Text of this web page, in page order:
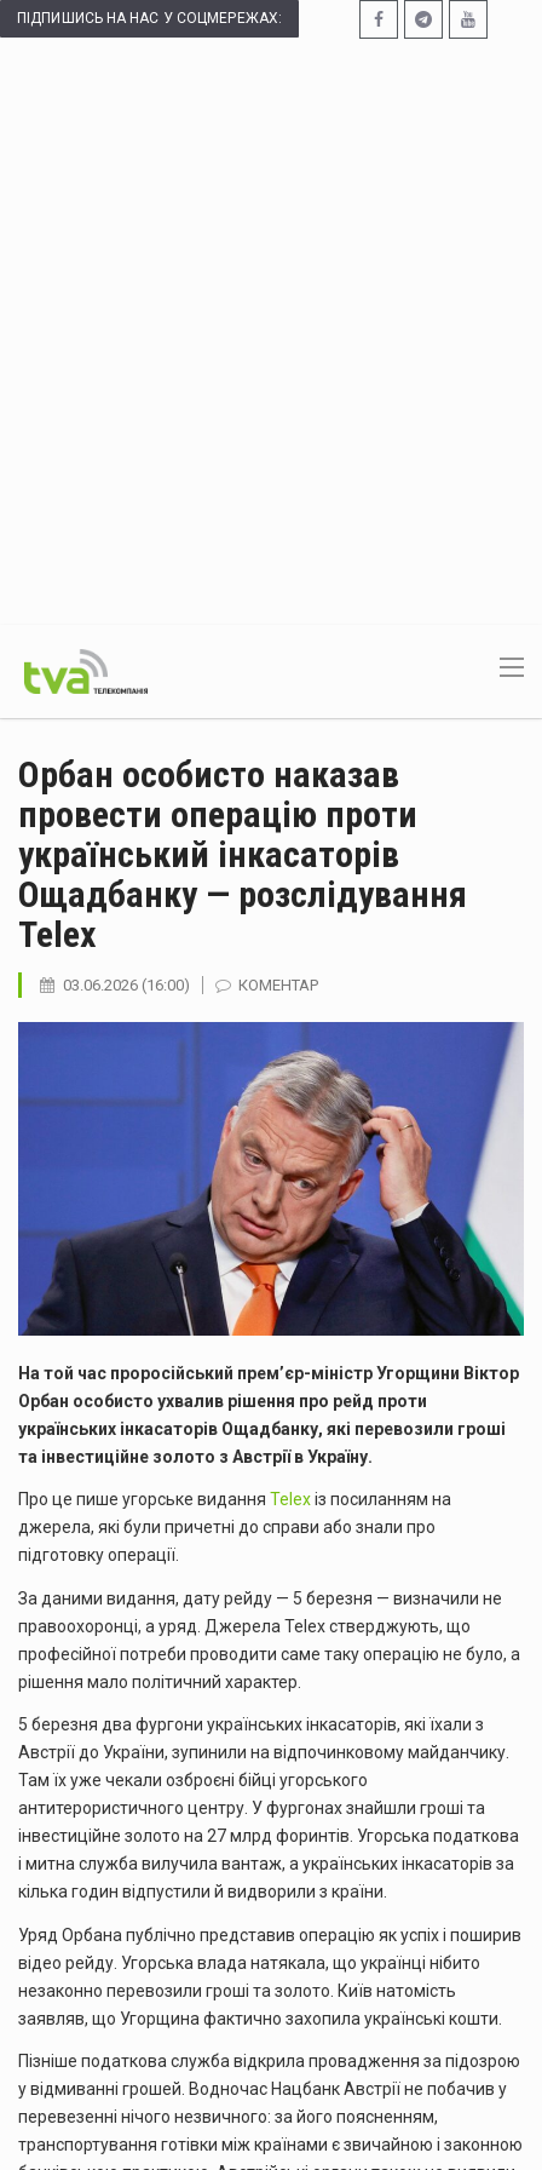
ПІДПИШИСЬ НА НАС У СОЦМЕРЕЖАХ:
Орбан особисто наказав
провести операцію проти
український інкасаторів
Ощадбанку — розслідування
Telex
03.06.2026 (16:00) КОМЕНТАР
На той час проросійський прем’єр-міністр Угорщини Віктор
Орбан особисто ухвалив рішення про рейд проти
українських інкасаторів Ощадбанку, які перевозили гроші
та інвестиційне золото з Австрії в Україну.
Про це пише угорське видання Telexіз посиланням на
джерела, які були причетні до справи або знали про
підготовку операції.
За даними видання, дату рейду — 5 березня — визначили не
правоохоронці, а уряд. Джерела Telex стверджують, що
професійної потреби проводити саме таку операцію не було, а
рішення мало політичний характер.
5 березня два фургони українських інкасаторів, які їхали з
Австрії до України, зупинили на відпочинковому майданчику.
Там їх уже чекали озброєні бійці угорського
антитерористичного центру. У фургонах знайшли гроші та
інвестиційне золото на 27 млрд форинтів. Угорська податкова
і митна служба вилучила вантаж, а українських інкасаторів за
кілька годин відпустили й видворили з країни.
Уряд Орбана публічно представив операцію як успіх і поширив
відео рейду. Угорська влада натякала, що українці нібито
незаконно перевозили гроші та золото. Київ натомість
заявляв, що Угорщина фактично захопила українські кошти.
Пізніше податкова служба відкрила провадження за підозрою
у відмиванні грошей. Водночас Нацбанк Австрії не побачив у
перевезенні нічого незвичного: за його поясненням,
транспортування готівки між країнами є звичайною і законною